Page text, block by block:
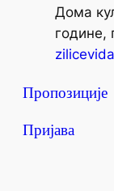
Дома
године,
Пропозиције
Пријава